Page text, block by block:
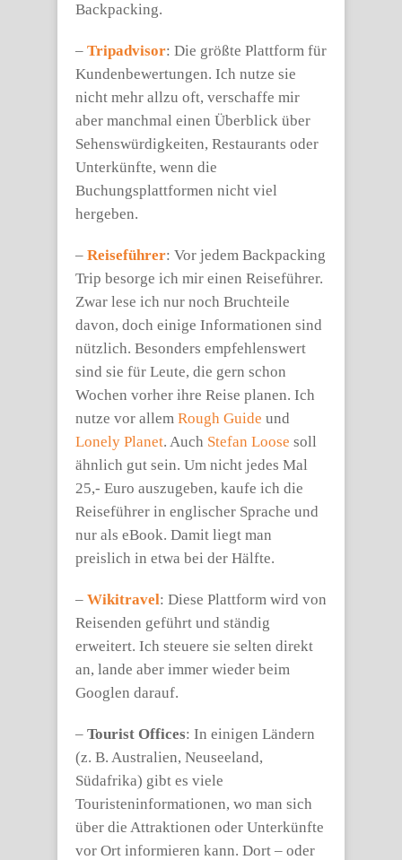
Backpacking.
– Tripadvisor: Die größte Plattform für
Kundenbewertungen. Ich nutze sie
nicht mehr allzu oft, verschaffe mir
aber manchmal einen Überblick über
Sehenswürdigkeiten, Restaurants oder
Unterkünfte, wenn die
Buchungsplattformen nicht viel
hergeben.
– Reiseführer: Vor jedem Backpacking
Trip besorge ich mir einen Reiseführer.
Zwar lese ich nur noch Bruchteile
davon, doch einige Informationen sind
nützlich. Besonders empfehlenswert
sind sie für Leute, die gern schon
Wochen vorher ihre Reise planen. Ich
nutze vor allem Rough Guide und
Lonely Planet. Auch Stefan Loose soll
ähnlich gut sein. Um nicht jedes Mal
25,- Euro auszugeben, kaufe ich die
Reiseführer in englischer Sprache und
nur als eBook. Damit liegt man
preislich in etwa bei der Hälfte.
– Wikitravel: Diese Plattform wird von
Reisenden geführt und ständig
erweitert. Ich steuere sie selten direkt
an, lande aber immer wieder beim
Googlen darauf.
– Tourist Offices: In einigen Ländern
(z. B. Australien, Neuseeland,
Südafrika) gibt es viele
Touristeninformationen, wo man sich
über die Attraktionen oder Unterkünfte
vor Ort informieren kann. Dort – oder